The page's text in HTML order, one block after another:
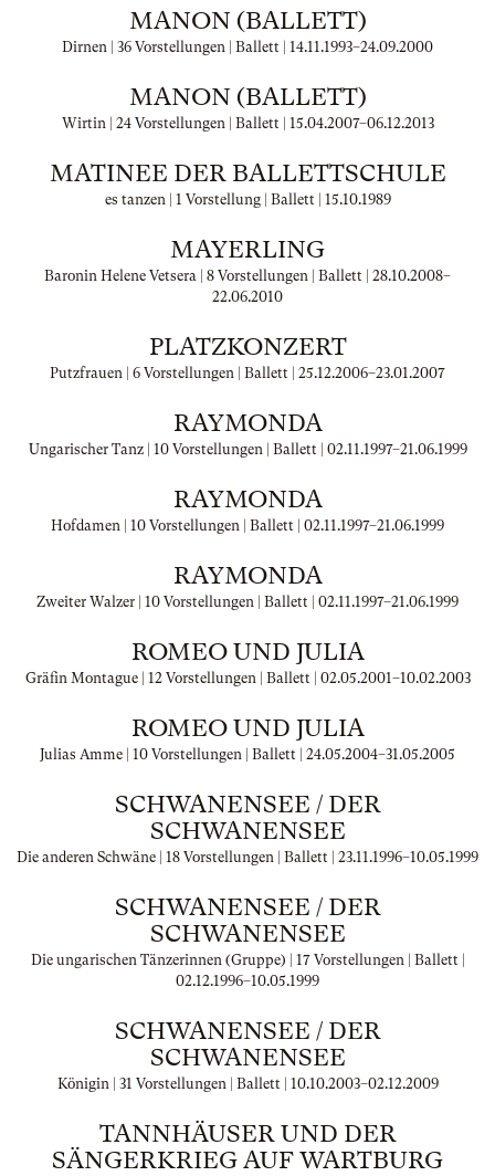
MANON (BALLETT)
Dirnen | 36 Vorstellungen | Ballett | 14.11.1993–24.09.2000
MANON (BALLETT)
Wirtin | 24 Vorstellungen | Ballett | 15.04.2007–06.12.2013
MATINEE DER BALLETTSCHULE
es tanzen | 1 Vorstellung | Ballett | 15.10.1989
MAYERLING
Baronin Helene Vetsera | 8 Vorstellungen | Ballett | 28.10.2008–
22.06.2010
PLATZKONZERT
Putzfrauen | 6 Vorstellungen | Ballett | 25.12.2006–23.01.2007
RAYMONDA
Ungarischer Tanz | 10 Vorstellungen | Ballett | 02.11.1997–21.06.1999
RAYMONDA
Hofdamen | 10 Vorstellungen | Ballett | 02.11.1997–21.06.1999
RAYMONDA
Zweiter Walzer | 10 Vorstellungen | Ballett | 02.11.1997–21.06.1999
ROMEO UND JULIA
Gräfin Montague | 12 Vorstellungen | Ballett | 02.05.2001–10.02.2003
ROMEO UND JULIA
Julias Amme | 10 Vorstellungen | Ballett | 24.05.2004–31.05.2005
SCHWANENSEE / DER
SCHWANENSEE
Die anderen Schwäne | 18 Vorstellungen | Ballett | 23.11.1996–10.05.1999
SCHWANENSEE / DER
SCHWANENSEE
Die ungarischen Tänzerinnen (Gruppe) | 17 Vorstellungen | Ballett |
02.12.1996–10.05.1999
SCHWANENSEE / DER
SCHWANENSEE
Königin | 31 Vorstellungen | Ballett | 10.10.2003–02.12.2009
TANNHÄUSER UND DER
SÄNGERKRIEG AUF WARTBURG